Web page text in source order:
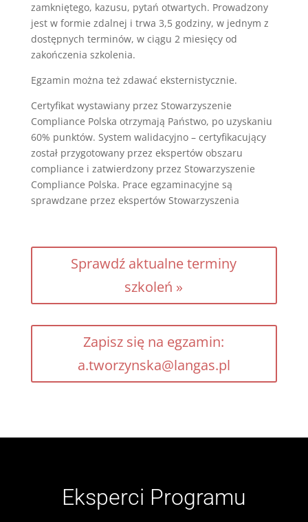
zamkniętego, kazusu, pytań otwartych. Prowadzony
jest w formie zdalnej i trwa 3,5 godziny, w jednym z
dostępnych terminów, w ciągu 2 miesięcy od
zakończenia szkolenia.
Egzamin można też zdawać eksternistycznie.
Certyfikat wystawiany przez Stowarzyszenie
Compliance Polska otrzymają Państwo, po uzyskaniu
60% punktów. System walidacyjno – certyfikacujący
został przygotowany przez ekspertów obszaru
compliance i zatwierdzony przez Stowarzyszenie
Compliance Polska. Prace egzaminacyjne są
sprawdzane przez ekspertów Stowarzyszenia
Sprawdź aktualne terminy
szkoleń »
Zapisz się na egzamin:
a.tworzynska@langas.pl
Eksperci Programu